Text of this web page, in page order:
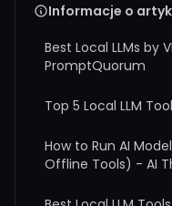
Informacje o
Best Local LLMs by
PromptQuorum
Top 5 Local LLM
How to Run AI
Offline Tools) - AI